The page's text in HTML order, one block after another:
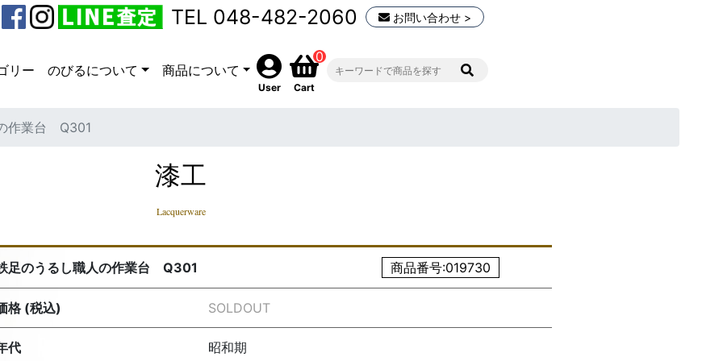
TEL 048-482-2060 お問い合わせ >
リー のびるについて 商品について
User
0
Cart
作業台 Q301
漆工
Lacquerware
足のうるし職人の作業台 Q301 商品番号:019730
格 (税込) SOLDOUT
代 昭和期